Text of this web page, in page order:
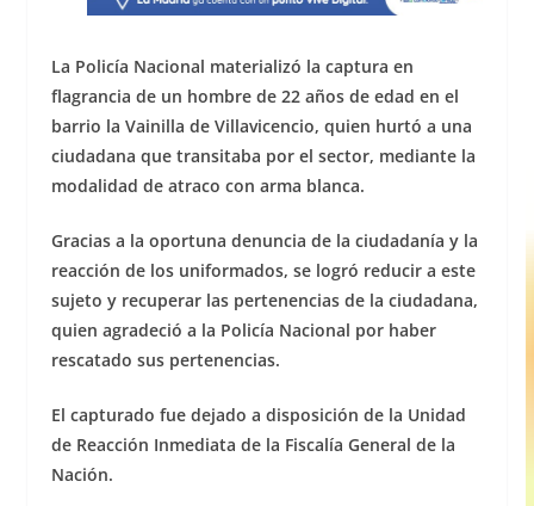
b
o
o
k
A
p
p
n
g
er
La Policía Nacional materializó la captura en
flagrancia de un hombre de 22 años de edad en el
barrio la Vainilla de Villavicencio, quien hurtó a una
ciudadana que transitaba por el sector, mediante la
modalidad de atraco con arma blanca.
Gracias a la oportuna denuncia de la ciudadanía y la
reacción de los uniformados, se logró reducir a este
sujeto y recuperar las pertenencias de la ciudadana,
quien agradeció a la Policía Nacional por haber
rescatado sus pertenencias.
El capturado fue dejado a disposición de la Unidad
de Reacción Inmediata de la Fiscalía General de la
Nación.